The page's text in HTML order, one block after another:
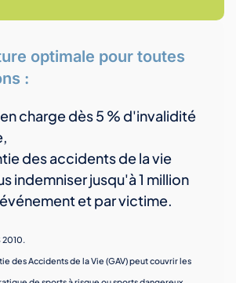
optimale pour toutes
:
charge dès 5 % d'invalidité
des accidents de la vie
indemniser jusqu'à 1 million
et par victime.
2010.
des Accidents de la Vie (GAV) peut couvrir les